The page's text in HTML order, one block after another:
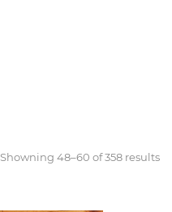
Showning 48–60 of 358 results